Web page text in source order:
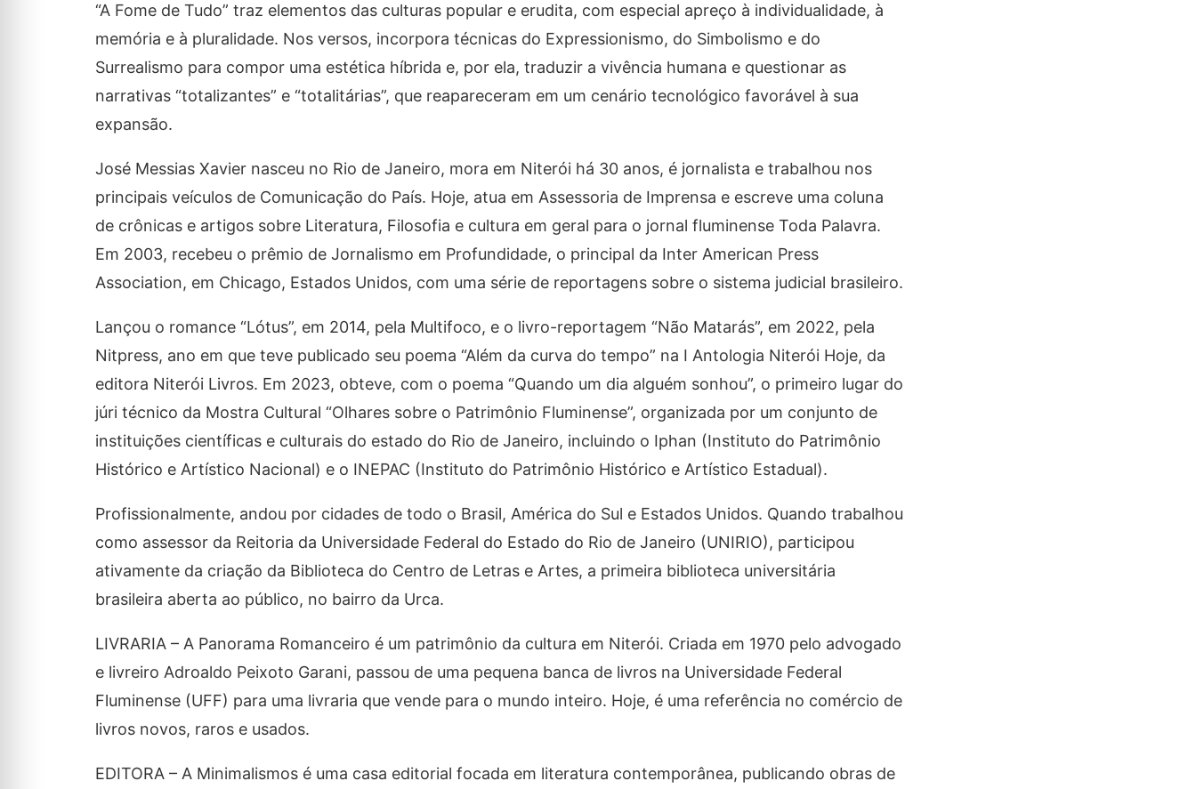
“A Fome de Tudo” traz elementos das culturas popular e erudita, com especial apreço à individualidade, à
memória e à pluralidade. Nos versos, incorpora técnicas do Expressionismo, do Simbolismo e do
Surrealismo para compor uma estética híbrida e, por ela, traduzir a vivência humana e questionar as
narrativas “totalizantes” e “totalitárias”, que reapareceram em um cenário tecnológico favorável à sua
expansão.
José Messias Xavier nasceu no Rio de Janeiro, mora em Niterói há 30 anos, é jornalista e trabalhou nos
principais veículos de Comunicação do País. Hoje, atua em Assessoria de Imprensa e escreve uma coluna
de crônicas e artigos sobre Literatura, Filosofia e cultura em geral para o jornal fluminense Toda Palavra.
Em 2003, recebeu o prêmio de Jornalismo em Profundidade, o principal da Inter American Press
Association, em Chicago, Estados Unidos, com uma série de reportagens sobre o sistema judicial brasileiro.
Lançou o romance “Lótus”, em 2014, pela Multifoco, e o livro-reportagem “Não Matarás”, em 2022, pela
Nitpress, ano em que teve publicado seu poema “Além da curva do tempo” na I Antologia Niterói Hoje, da
editora Niterói Livros. Em 2023, obteve, com o poema “Quando um dia alguém sonhou”, o primeiro lugar do
júri técnico da Mostra Cultural “Olhares sobre o Patrimônio Fluminense”, organizada por um conjunto de
instituições científicas e culturais do estado do Rio de Janeiro, incluindo o Iphan (Instituto do Patrimônio
Histórico e Artístico Nacional) e o INEPAC (Instituto do Patrimônio Histórico e Artístico Estadual).
Profissionalmente, andou por cidades de todo o Brasil, América do Sul e Estados Unidos. Quando trabalhou
como assessor da Reitoria da Universidade Federal do Estado do Rio de Janeiro (UNIRIO), participou
ativamente da criação da Biblioteca do Centro de Letras e Artes, a primeira biblioteca universitária
brasileira aberta ao público, no bairro da Urca.
LIVRARIA – A Panorama Romanceiro é um patrimônio da cultura em Niterói. Criada em 1970 pelo advogado
e livreiro Adroaldo Peixoto Garani, passou de uma pequena banca de livros na Universidade Federal
Fluminense (UFF) para uma livraria que vende para o mundo inteiro. Hoje, é uma referência no comércio de
livros novos, raros e usados.
EDITORA – A Minimalismos é uma casa editorial focada em literatura contemporânea, publicando obras de